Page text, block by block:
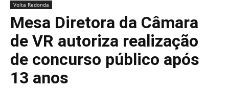
Volta Redonda
Mesa Diretora da Câmara
de VR autoriza realização
de concurso público após
13 anos